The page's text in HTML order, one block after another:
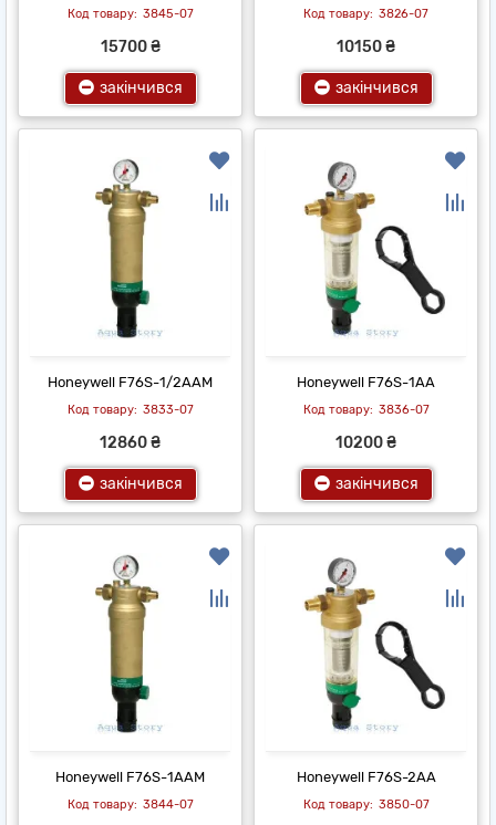
3845-07
15700 ₴
закінчився
3826-07
10150 ₴
закінчився
Honeywell F76S-1/2AAM
3833-07
12860 ₴
закінчився
Honeywell F76S-1AA
3836-07
10200 ₴
закінчився
Honeywell F76S-1AAM
3844-07
Honeywell F76S-2AA
3850-07